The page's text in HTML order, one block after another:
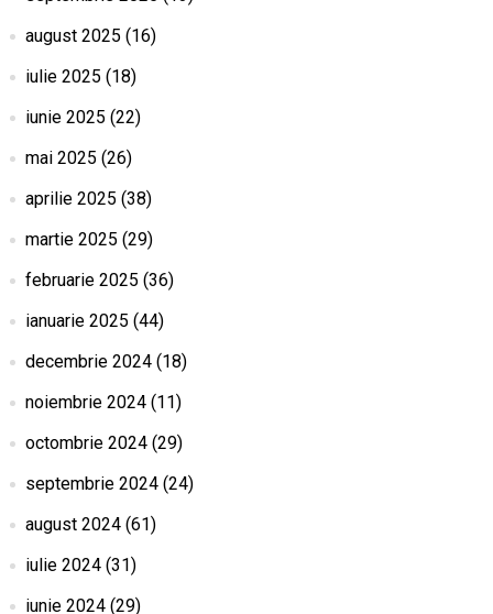
august 2025 (16)
iulie 2025 (18)
iunie 2025 (22)
mai 2025 (26)
aprilie 2025 (38)
martie 2025 (29)
februarie 2025 (36)
ianuarie 2025 (44)
decembrie 2024(18)
noiembrie 2024(11)
octombrie 2024(29)
septembrie 2024(24)
august 2024(61)
iulie 2024(31)
iunie 2024(29)